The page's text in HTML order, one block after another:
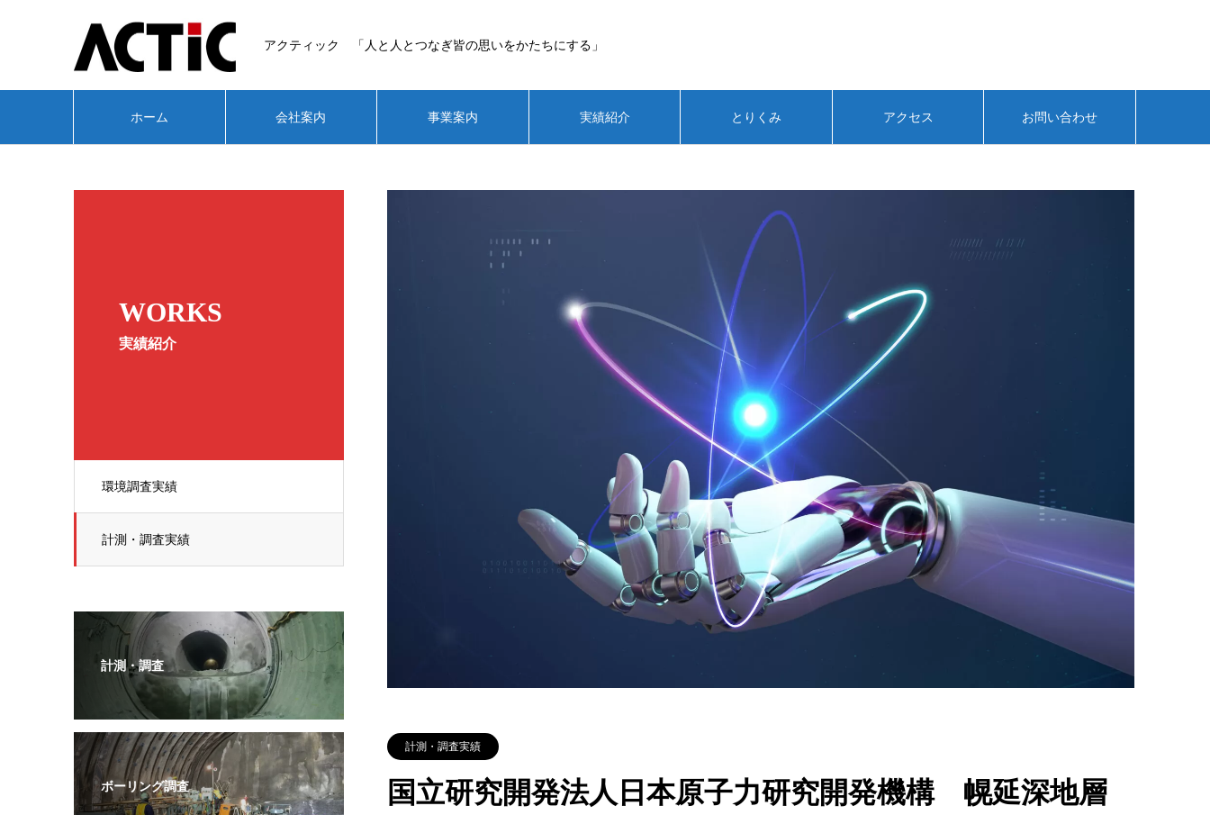
アクティック 「人と人とつなぎ皆の思いをかたちにする」
ホーム 会社案内 事業案内 実績紹介 とりくみ アクセス お問い合わせ
WORKS
実績紹介
環境調査実績
計測・調査実績
計測・調査実績
国立研究開発法人日本原子力研究開発機構 幌延深地層
計測・調査
ボーリング調査